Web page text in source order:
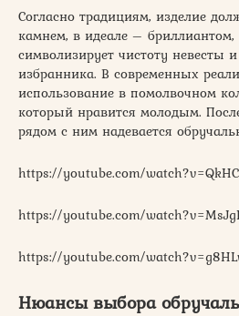
Согласно традициям, изделие
камнем, в идеале –
символизирует чистоту невесты
избранника. В современных
использование в помолвочном
который нравится молодым.
рядом с ним надевается
https://youtube.com/
https://youtube.com/
https://youtube.com/
Нюансы выбора